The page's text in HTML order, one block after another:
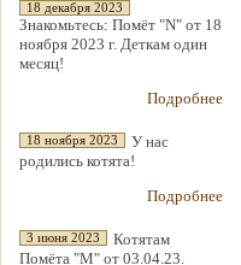
18 декабря 2023
Знакомьтесь: Помёт "N" от 18
ноября 2023 г. Деткам один
месяц!
Подробнее
18 ноября 2023
У нас
родились котята!
Подробнее
3 июня 2023
Котятам
Помёта "М" от 03.04.23.